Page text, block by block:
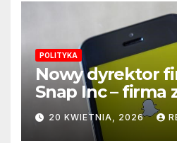
POLITYKA
Nowy dyrektor
Snap Inc – firma
zmianę na
stanowisku
20 KWIETNIA, 2026